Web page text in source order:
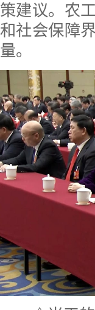
策建议。农
和社会保障
量。